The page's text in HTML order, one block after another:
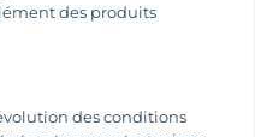
des produits
des conditions